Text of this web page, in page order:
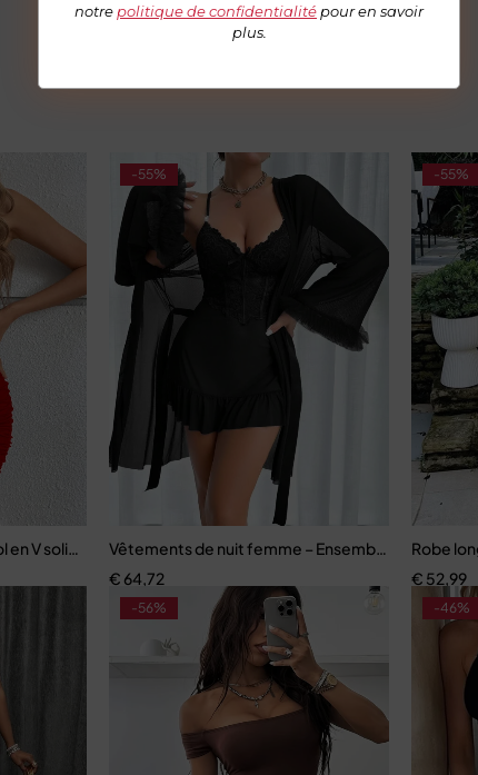
notre politique de confidentialité pour en savoir
plus.
et coupe façonnante tendance
en V solide, robe de discothèque sans manches pour toutes les
-55%
Vêtements de nuit femme – Ensemble 2 pièces
€ 64,72
-55%
Robe
€ 52,99
-56% -46%